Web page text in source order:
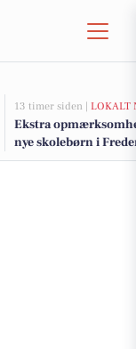
13 timer siden | LOKALT
Ekstra
nye skolebørn i
efter sommerferien